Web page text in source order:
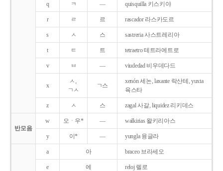
q ㅋ ― quisquilla 키스키야
r ㄹ 르 rascador 라스카도르
s ㅅ 스 sastreria 사스트레리아
t ㅌ 트 tetraetro 테트라에트로
v ㅂ ― viudedad 비우데다드
x
ㅅ,
ㄱㅅ
ㄱ스
xenón 세논, laxante 락산테, yuxta
육스타
z ㅅ 스 zagal 사갈, liquidez 리키데스
반모음
w 오ㆍ우* ― walkirias 왈키리아스
y 이* ― yungla 융글라
a 아 braceo 브라세오
e 에 reloj 렐로